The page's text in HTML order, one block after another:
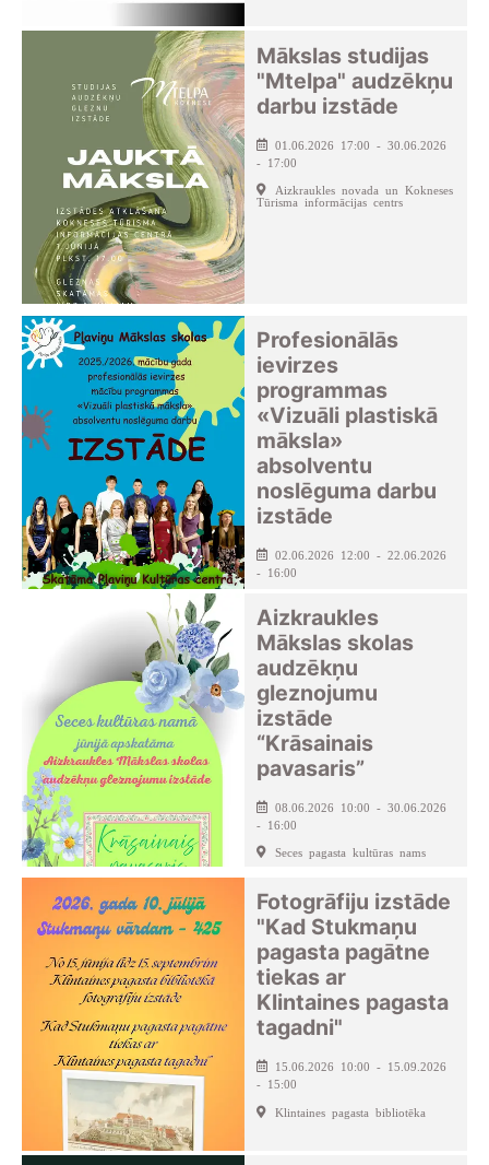
Mākslas studijas
"Mtelpa" audzēkņu
darbu izstāde
01.06.2026 17:00 - 30.06.2026
- 17:00
Aizkraukles novada un Kokneses
Tūrisma informācijas centrs
Profesionālās
ievirzes
programmas
«Vizuāli plastiskā
māksla»
absolventu
noslēguma darbu
izstāde
02.06.2026 12:00 - 22.06.2026
- 16:00
Aizkraukles
Mākslas skolas
audzēkņu
gleznojumu
izstāde
“Krāsainais
pavasaris”
08.06.2026 10:00 - 30.06.2026
- 16:00
Seces pagasta kultūras nams
Fotogrāfiju izstāde
"Kad Stukmaņu
pagasta pagātne
tiekas ar
Klintaines pagasta
tagadni"
15.06.2026 10:00 - 15.09.2026
- 15:00
Klintaines pagasta bibliotēka